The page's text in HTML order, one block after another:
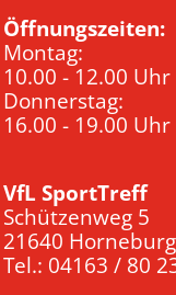
Öffnungszeiten:
Montag:
10.00 - 12.00 Uhr
Donnerstag:
16.00 - 19.00 Uhr
VfL SportTreff
Schützenweg 5
21640 Horneburg
Tel.: 04163 / 80